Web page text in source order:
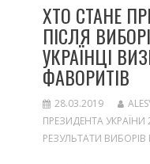
ХТО СТАНЕ
ПІСЛЯ
УКРАЇНЦІ
ФАВОРИТІВ
28.03.2019
ПРЕЗИДЕНТА УКРАЇНИ
РЕЗУЛЬТАТИ ВИБОРІВ